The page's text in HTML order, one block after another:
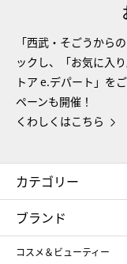
「西武・そごうから
ックし、「お気に入
トア e.デパート」を
ペーンも開催！
くわしくはこちら
カテゴリー
コスメ＆ビューティー
ギフト
メンズ
ブランド
コスメ＆ビューティー